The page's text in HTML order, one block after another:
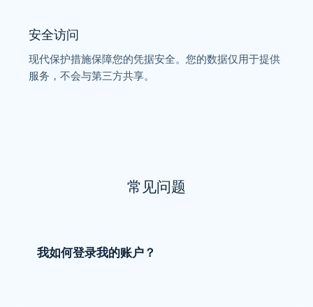
安全访问
现代保护措施保障您的凭据安全。您的数据仅用于提供
服务，不会与第三方共享。
常见问题
我如何登录我的账户？